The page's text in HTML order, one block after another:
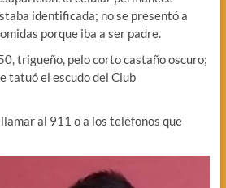
identificada; no se presentó a
porque iba a ser padre.
trigueño, pelo corto castaño oscuro;
tatuó el escudo del Club
al 911 o a los teléfonos que